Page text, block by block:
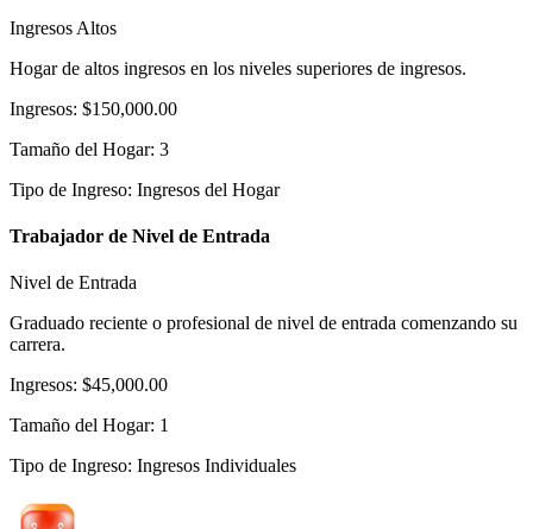
Ingresos Altos
Hogar de altos ingresos en los niveles superiores de ingresos.
Ingresos: $150,000.00
Tamaño del Hogar: 3
Tipo de Ingreso: Ingresos del Hogar
Trabajador de Nivel de Entrada
Nivel de Entrada
Graduado reciente o profesional de nivel de entrada comenzando su
carrera.
Ingresos: $45,000.00
Tamaño del Hogar: 1
Tipo de Ingreso: Ingresos Individuales